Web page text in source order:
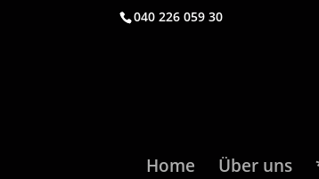
040 226 059 30
Home Über uns